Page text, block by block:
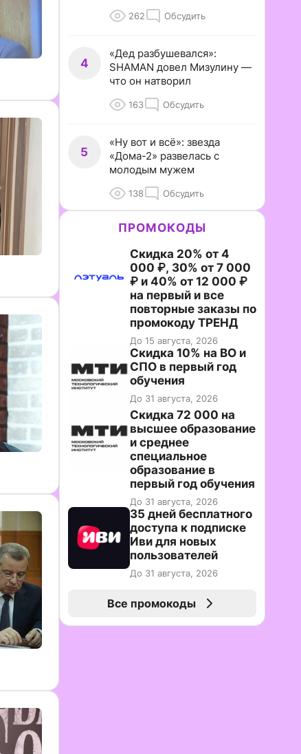
262 Обсудить
4
«Дед разбушевался»:
SHAMAN довел Мизулину —
что он натворил
163 Обсудить
5
«Ну вот и всё»: звезда
«Дома-2» развелась с
молодым мужем
138 Обсудить
ПРОМОКОДЫ
Скидка 20% от 4
000 ₽, 30% от 7 000
₽ и 40% от 12 000 ₽
на первый и все
повторные заказы по
промокоду ТРЕНД
До 15 августа, 2026
Скидка 10% на ВО и
СПО в первый год
обучения
До 31 августа, 2026
Скидка 72 000 на
высшее образование
и среднее
специальное
образование в
первый год обучения
До 31 августа, 2026
35 дней бесплатного
доступа к подписке
Иви для новых
пользователей
До 31 августа, 2026
Все промокоды